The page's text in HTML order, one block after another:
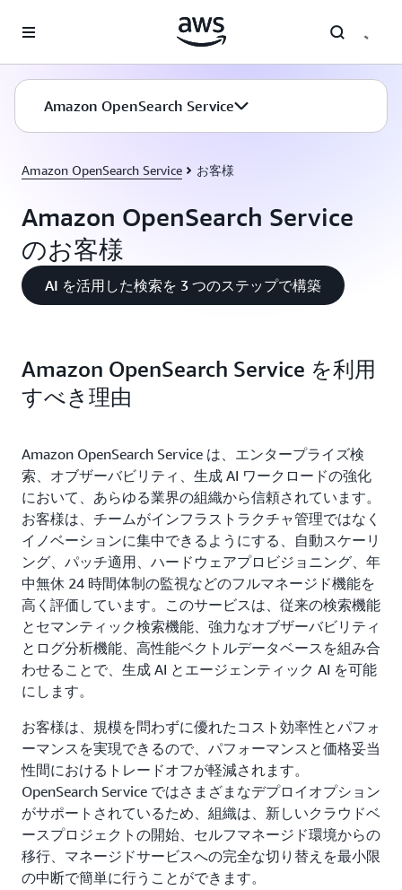
Amazon OpenSearch Service
Amazon OpenSearch Service お客様
Amazon OpenSearch Service
のお客様
AI を活用した検索を 3 つのステップで構築
Amazon OpenSearch Service を利用
すべき理由
Amazon OpenSearch Service は、エンタープライズ検
索、オブザーバビリティ、生成 AI ワークロードの強化
において、あらゆる業界の組織から信頼されています。
お客様は、チームがインフラストラクチャ管理ではなく
イノベーションに集中できるようにする、自動スケーリ
ング、パッチ適用、ハードウェアプロビジョニング、年
中無休 24 時間体制の監視などのフルマネージド機能を
高く評価しています。このサービスは、従来の検索機能
とセマンティック検索機能、強力なオブザーバビリティ
とログ分析機能、高性能ベクトルデータベースを組み合
わせることで、生成 AI とエージェンティック AI を可能
にします。
お客様は、規模を問わずに優れたコスト効率性とパフォ
ーマンスを実現できるので、パフォーマンスと価格妥当
性間におけるトレードオフが軽減されます。
OpenSearch Service ではさまざまなデプロイオプション
がサポートされているため、組織は、新しいクラウドベ
ースプロジェクトの開始、セルフマネージド環境からの
移行、マネージドサービスへの完全な切り替えを最小限
の中断で簡単に行うことができます。